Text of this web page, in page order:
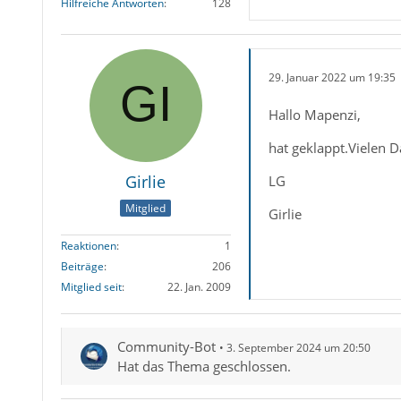
Hilfreiche Antworten 128
Girlie
Mitglied
Reaktionen
1
Beiträge
206
Mitglied seit
22. Jan. 2009
29. Januar 2022 um 19:35
Hallo Mapenzi,
hat geklappt.Vielen
LG
Girlie
Community-Bot 3. September 2024 um 20:50
Hat das Thema geschlossen.